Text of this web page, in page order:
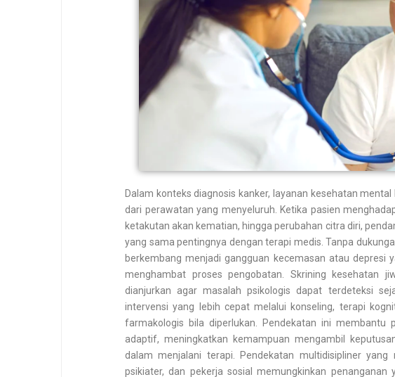
Dalam konteks diagnosis kanker, layanan kesehatan
dari perawatan yang menyeluruh. Ketika pasien
ketakutan akan kematian, hingga perubahan citra diri,
yang sama pentingnya dengan terapi medis. Tanpa
berkembang menjadi gangguan kecemasan atau depresi
menghambat proses pengobatan. Skrining kesehatan
dianjurkan agar masalah psikologis dapat terdeteksi
intervensi yang lebih cepat melalui konseling, terapi
farmakologis bila diperlukan. Pendekatan ini membantu
adaptif, meningkatkan kemampuan mengambil
dalam menjalani terapi. Pendekatan multidisipliner yang
psikiater, dan pekerja sosial memungkinkan penanganan